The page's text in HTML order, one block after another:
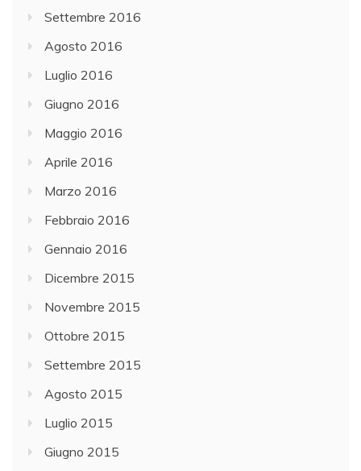
Settembre 2016
Agosto 2016
Luglio 2016
Giugno 2016
Maggio 2016
Aprile 2016
Marzo 2016
Febbraio 2016
Gennaio 2016
Dicembre 2015
Novembre 2015
Ottobre 2015
Settembre 2015
Agosto 2015
Luglio 2015
Giugno 2015